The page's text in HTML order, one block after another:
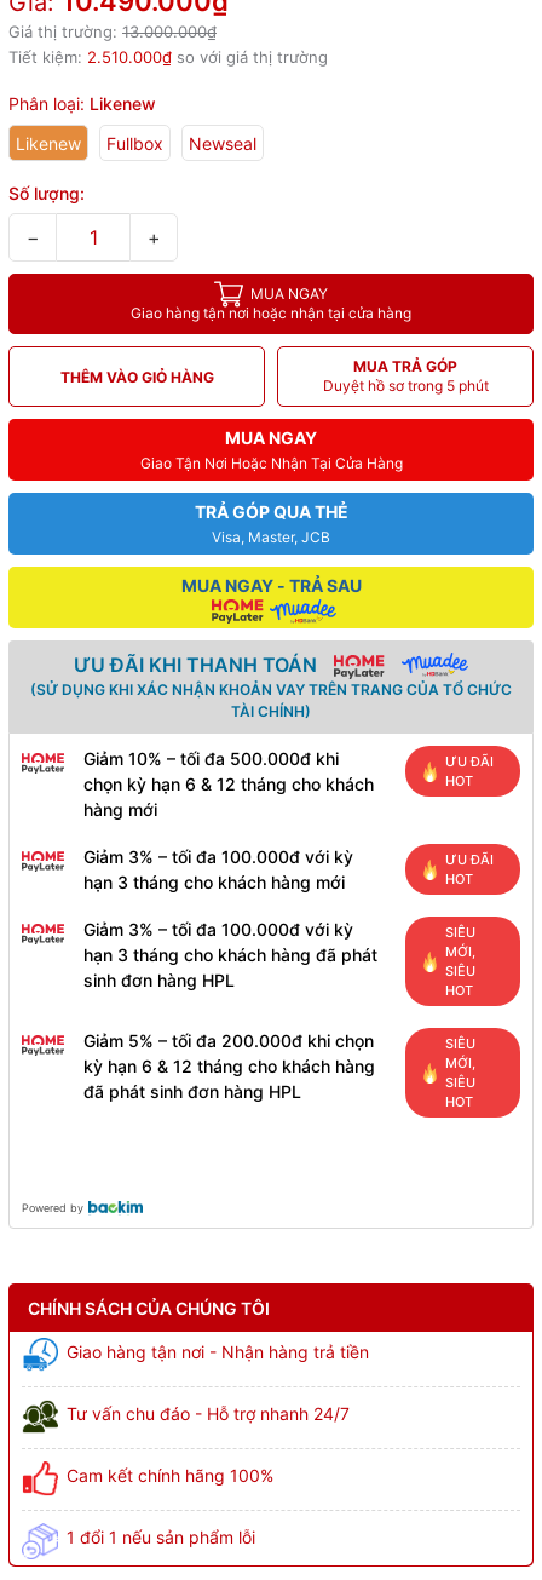
Giá thị trường: 13.000.000₫
Tiết kiệm: 2.510.000₫ so với giá thị trường
Phân loại: Likenew
Likenew
Fullbox Newseal
Số lượng:
− +
MUA NGAY
Giao hàng tận nơi hoặc nhận tại cửa hàng
THÊM VÀO GIỎ HÀNG
MUA TRẢ GÓP
Duyệt hồ sơ trong 5 phút
MUA NGAY
Giao Tận Nơi Hoặc Nhận Tại Cửa Hàng
TRẢ GÓP QUA THẺ
Visa, Master, JCB
MUA NGAY - TRẢ SAU
ƯU ĐÃI KHI THANH TOÁN
(SỬ DỤNG KHI XÁC NHẬN KHOẢN VAY TRÊN TRANG CỦA TỔ CHỨC
TÀI CHÍNH)
Giảm 10% – tối đa 500.000đ khi
chọn kỳ hạn 6 & 12 tháng cho khách
hàng mới
ƯU ĐÃI
HOT
Giảm 3% – tối đa 100.000đ với kỳ
hạn 3 tháng cho khách hàng mới
ƯU ĐÃI
HOT
Giảm 3% – tối đa 100.000đ với kỳ
hạn 3 tháng cho khách hàng đã phát
sinh đơn hàng HPL
SIÊU
MỚI,
SIÊU
HOT
Giảm 5% – tối đa 200.000đ khi chọn
kỳ hạn 6 & 12 tháng cho khách hàng
đã phát sinh đơn hàng HPL
SIÊU
MỚI,
SIÊU
HOT
Powered by
CHÍNH SÁCH CỦA CHÚNG TÔI
Giao hàng tận nơi - Nhận hàng trả tiền
Tư vấn chu đáo - Hỗ trợ nhanh 24/7
Cam kết chính hãng 100%
1 đổi 1 nếu sản phẩm lỗi